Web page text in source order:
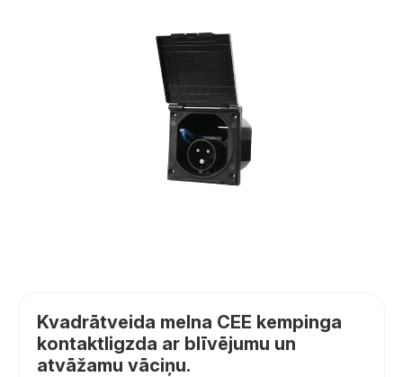
Kvadrātveida melna CEE kempinga
kontaktligzda ar blīvējumu un
atvāžamu vāciņu.